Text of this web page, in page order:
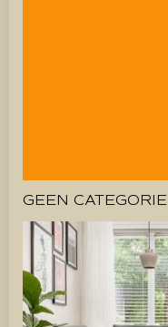
GEEN CATEGORIE